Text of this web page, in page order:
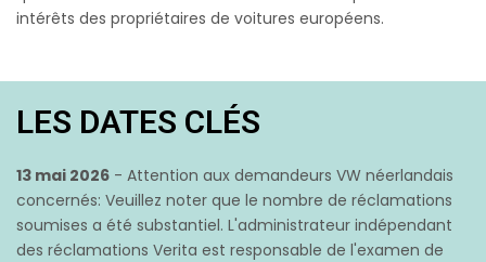
intérêts des propriétaires de voitures européens.
LES DATES CLÉS
13 mai 2026 - Attention aux demandeurs VW néerlandais
concernés: Veuillez noter que le nombre de réclamations
soumises a été substantiel. L'administrateur indépendant
des réclamations Verita est responsable de l'examen de